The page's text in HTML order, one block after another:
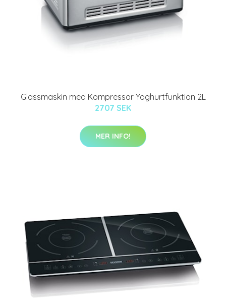
Glassmaskin med Kompressor Yoghurtfunktion 2L
2707 SEK
MER INFO!